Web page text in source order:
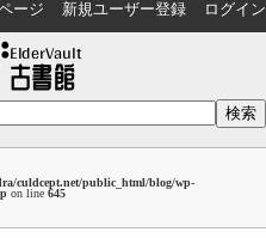
ージ 新規ユーザー登録 ログイン
culdcept.net/public_html/blog/wp-
on line 645